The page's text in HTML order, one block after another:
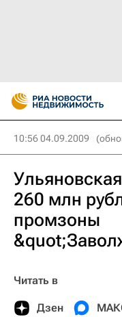
10:56 04.09.2009
260 млн
промзоны
Читать в
Дзен